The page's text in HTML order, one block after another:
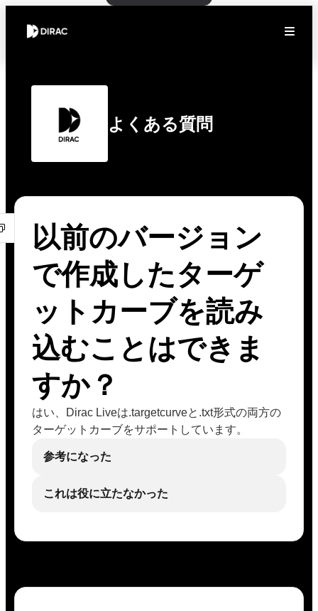
よくある質問
以前のバージョン
で作成したターゲ
ットカーブを読み
込むことはできま
すか？
はい、Dirac Liveは.targetcurveと.txt形式の両方の
ターゲットカーブをサポートしています。
参考になった
これは役に立たなかった